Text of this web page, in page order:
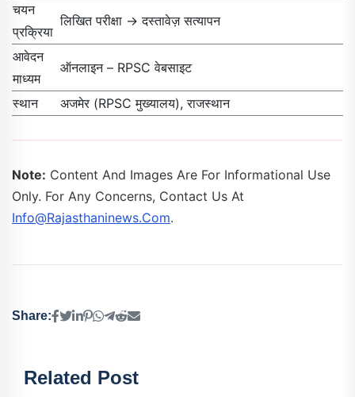
चयन
प्रक्रिया
लिखित परीक्षा → दस्तावेज़ सत्यापन
आवेदन
माध्यम
ऑनलाइन – RPSC वेबसाइट
स्थान अजमेर (RPSC मुख्यालय), राजस्थान
Note: Content And Images Are For Informational Use
Only. For Any Concerns, Contact Us At
Info@rajasthaninews.com.
Share:
Related Post